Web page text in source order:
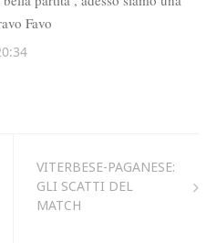
VITERBESE-PAGANESE:
GLI SCATTI DEL
MATCH